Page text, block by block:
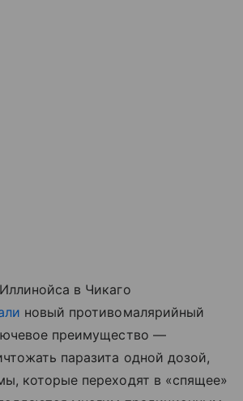
в Чикаго
новый противомалярийный
преимущество —
паразита одной дозой,
которые переходят в «спящее»